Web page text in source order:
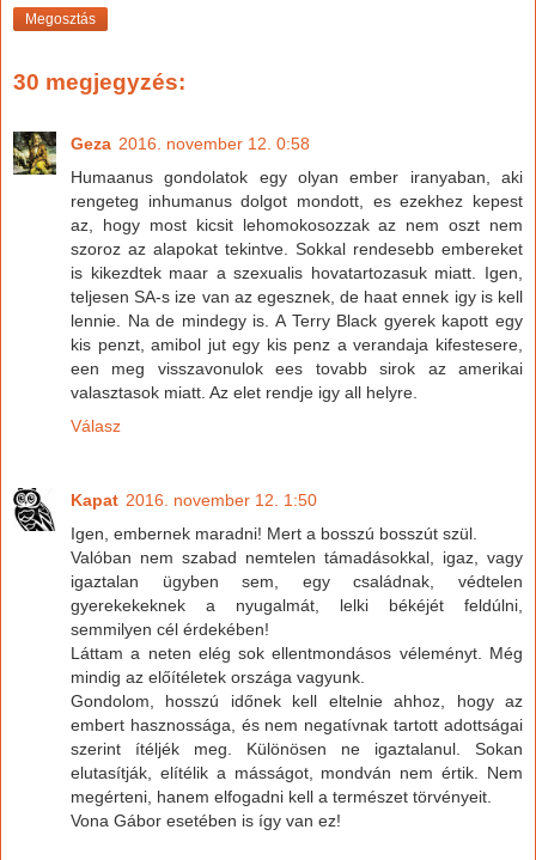
Megosztás
30 megjegyzés:
Geza 2016. november 12. 0:58
Humaanus gondolatok egy olyan ember iranyaban, aki
rengeteg inhumanus dolgot mondott, es ezekhez kepest
az, hogy most kicsit lehomokosozzak az nem oszt nem
szoroz az alapokat tekintve. Sokkal rendesebb embereket
is kikezdtek maar a szexualis hovatartozasuk miatt. Igen,
teljesen SA-s ize van az egesznek, de haat ennek igy is kell
lennie. Na de mindegy is. A Terry Black gyerek kapott egy
kis penzt, amibol jut egy kis penz a verandaja kifestesere,
een meg visszavonulok ees tovabb sirok az amerikai
valasztasok miatt. Az elet rendje igy all helyre.
Válasz
Kapat 2016. november 12. 1:50
Igen, embernek maradni! Mert a bosszú bosszút szül.
Valóban nem szabad nemtelen támadásokkal, igaz, vagy
igaztalan ügyben sem, egy családnak, védtelen
gyerekekeknek a nyugalmát, lelki békéjét feldúlni,
semmilyen cél érdekében!
Láttam a neten elég sok ellentmondásos véleményt. Még
mindig az előítéletek országa vagyunk.
Gondolom, hosszú időnek kell eltelnie ahhoz, hogy az
embert hasznossága, és nem negatívnak tartott adottságai
szerint ítéljék meg. Különösen ne igaztalanul. Sokan
elutasítják, elítélik a másságot, mondván nem értik. Nem
megérteni, hanem elfogadni kell a természet törvényeit.
Vona Gábor esetében is így van ez!